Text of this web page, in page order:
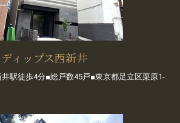
ディップス西新井
駅徒歩4分■総戸数45戸■東京都足立区栗原1-